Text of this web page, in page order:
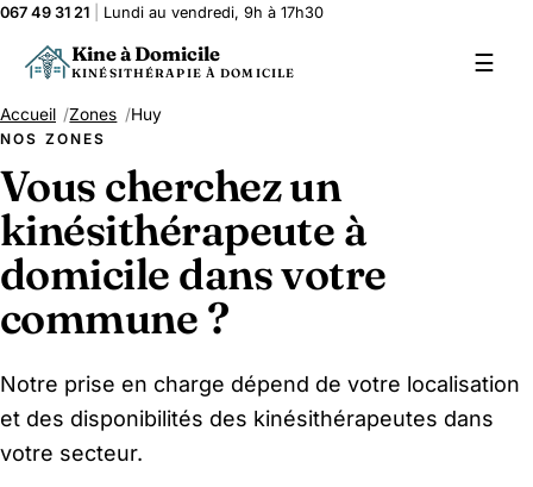
067 49 31 21 Lundi au vendredi, 9h à 17h30
Kine à Domicile
KINÉSITHÉRAPIE À DOMICILE ☰
Accueil Zones Huy
NOS ZONES
Vous cherchez un
kinésithérapeute à
domicile dans votre
commune ?
Notre prise en charge dépend de votre localisation
et des disponibilités des kinésithérapeutes dans
votre secteur.